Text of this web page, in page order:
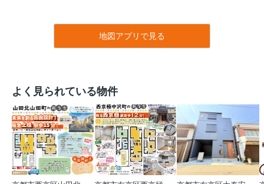
地図アプリで見る
よく見られている物件